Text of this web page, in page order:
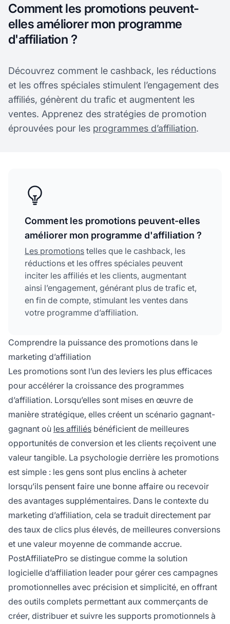
Comment les promotions peuvent-
elles améliorer mon programme
d'affiliation ?
Découvrez comment le cashback, les réductions
et les offres spéciales stimulent l’engagement des
affiliés, génèrent du trafic et augmentent les
ventes. Apprenez des stratégies de promotion
éprouvées pour les programmes d’affiliation.
Comment les promotions peuvent-elles
améliorer mon programme d'affiliation ?
Les promotions telles que le cashback, les
réductions et les offres spéciales peuvent
inciter les affiliés et les clients, augmentant
ainsi l’engagement, générant plus de trafic et,
en fin de compte, stimulant les ventes dans
votre programme d’affiliation.
Comprendre la puissance des promotions dans le
marketing d’affiliation
Les promotions sont l’un des leviers les plus efficaces
pour accélérer la croissance des programmes
d’affiliation. Lorsqu’elles sont mises en œuvre de
manière stratégique, elles créent un scénario gagnant-
gagnant où les affiliés bénéficient de meilleures
opportunités de conversion et les clients reçoivent une
valeur tangible. La psychologie derrière les promotions
est simple : les gens sont plus enclins à acheter
lorsqu’ils pensent faire une bonne affaire ou recevoir
des avantages supplémentaires. Dans le contexte du
marketing d’affiliation, cela se traduit directement par
des taux de clics plus élevés, de meilleures conversions
et une valeur moyenne de commande accrue.
PostAffiliatePro se distingue comme la solution
logicielle d’affiliation leader pour gérer ces campagnes
promotionnelles avec précision et simplicité, en offrant
des outils complets permettant aux commerçants de
créer, distribuer et suivre les supports promotionnels à